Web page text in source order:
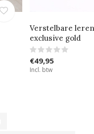
Verstelbare
exclusive gold
€49,95
Incl. btw